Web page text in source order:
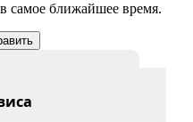
самое ближайшее время.